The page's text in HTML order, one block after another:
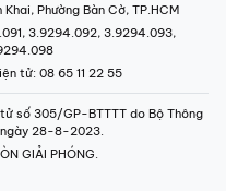
Phường Bàn Cờ, TP.HCM
3.9294.092, 3.9294.093,
tử: 08 65 11 22 55
số 305/GP-BTTTT do Bộ Thông
ngày 28-8-2023.
GIẢI PHÓNG.